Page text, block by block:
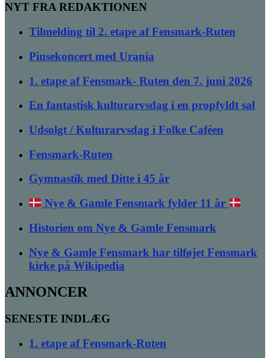
NYT FRA REDAKTIONEN
Tilmelding til 2. etape af Fensmark-Ruten
Pinsekoncert med Urania
1. etape af Fensmark- Ruten den 7. juni 2026
En fantastisk kulturarvsdag i en propfyldt sal
Udsolgt / Kulturarvsdag i Folke Caféen
Fensmark-Ruten
Gymnastik med Ditte i 45 år
Nye & Gamle Fensmark fylder 11 år
Historien om Nye & Gamle Fensmark
Nye & Gamle Fensmark har tilføjet Fensmark
kirke på Wikipedia
ANNONCER
SENESTE INDLÆG
1. etape af Fensmark-Ruten